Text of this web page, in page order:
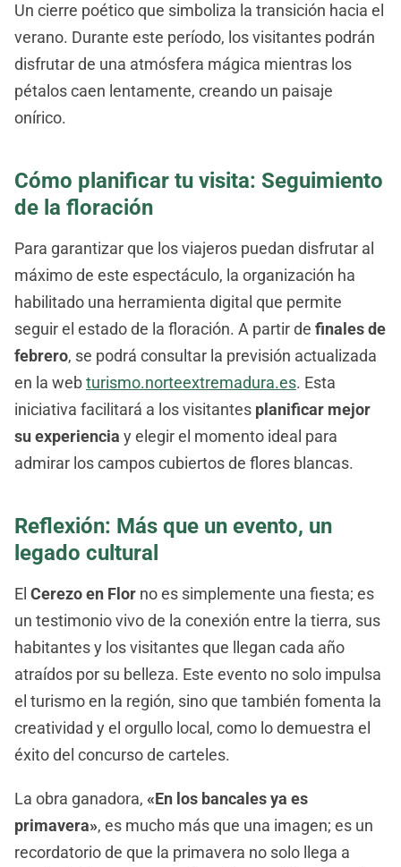
Un cierre poético que simboliza la transición hacia el
verano. Durante este período, los visitantes podrán
disfrutar de una atmósfera mágica mientras los
pétalos caen lentamente, creando un paisaje
onírico.
Cómo planificar tu visita: Seguimiento
de la floración
Para garantizar que los viajeros puedan disfrutar al
máximo de este espectáculo, la organización ha
habilitado una herramienta digital que permite
seguir el estado de la floración. A partir de finales de
febrero, se podrá consultar la previsión actualizada
en la webturismo.norteextremadura.es. Esta
iniciativa facilitará a los visitantes planificar mejor
su experiencia y elegir el momento ideal para
admirar los campos cubiertos de flores blancas.
Reflexión: Más que un evento, un
legado cultural
El Cerezo en Flor no es simplemente una fiesta; es
un testimonio vivo de la conexión entre la tierra, sus
habitantes y los visitantes que llegan cada año
atraídos por su belleza. Este evento no solo impulsa
el turismo en la región, sino que también fomenta la
creatividad y el orgullo local, como lo demuestra el
éxito del concurso de carteles.
La obra ganadora, «En los bancales ya es
primavera», es mucho más que una imagen; es un
recordatorio de que la primavera no solo llega a